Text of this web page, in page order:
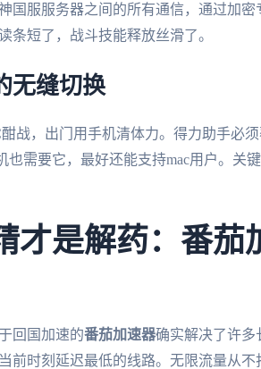
国服服务器之间的所有通信，通过加
条短了，战斗技能释放丝滑了。
无缝切换
战，出门用手机清体力。得力助手必
也需要它，最好还能支持mac用户。关
才是解药：番茄
回国加速的番茄加速器确实解决了许多
前时刻延迟最低的线路。无限流量从